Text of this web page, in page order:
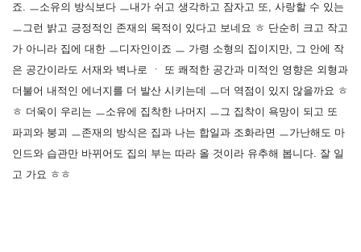
죠. ㅡ소유의 방식보다 ㅡ내가 쉬고 생각하고 잠자고 또, 사랑할 수 있는
ㅡ그런 밝고 긍정적인 존재의 목적이 있다고 보네요 ㅎ 단순히 크고 작고
가 아니라 집에 대한 ㅡ디자인이죠 ㅡ 가령 소형의 집이지만, 그 안에 작
은 공간이라도 서재와 벽나로 ㆍ 또 쾌적한 공간과 미적인 영향은 외형과
더불어 내적인 에너지를 더 발산 시키는데 ㅡ더 역점이 있지 않을까요 ㅎ
ㅎ 더욱이 우리는 ㅡ소유에 집착한 나머지 ㅡ그 집착이 욕망이 되고 또
파괴와 붕괴 ㅡ존재의 방식은 집과 나는 합일과 조화라면 ㅡ가난해도 마
인드와 습관만 바뀌어도 집의 부는 따라 올 것이라 유추해 봅니다. 잘 일
고 가요 ㅎㅎ